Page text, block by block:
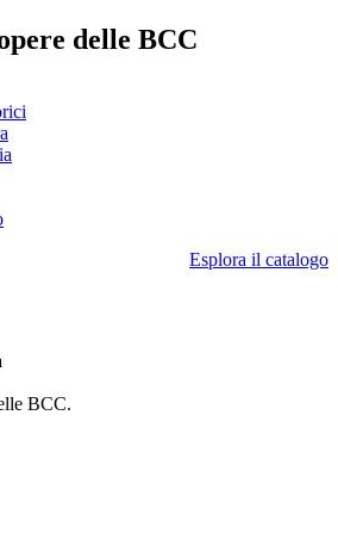
delle BCC
Esplora il catalogo
BCC.